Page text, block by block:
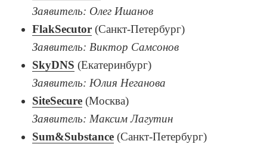
Заявитель: Олег Ишанов
FlakSecutor (Санкт-Петербург)
Заявитель: Виктор Самсонов
SkyDNS (Екатеринбург)
Заявитель: Юлия Неганова
SiteSecure (Москва)
Заявитель: Максим Лагутин
Sum&Substance (Санкт-Петербург)